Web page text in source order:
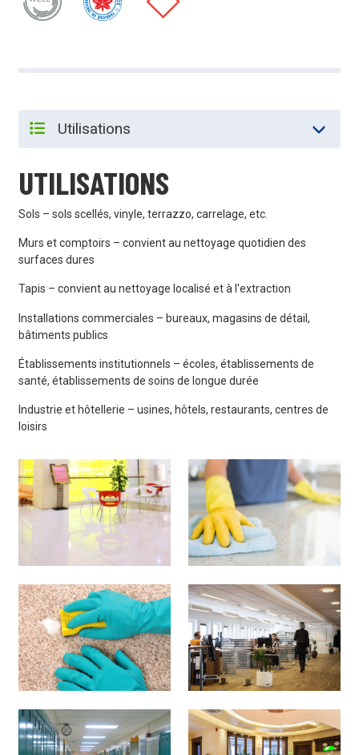
UTILISATIONS
Sols – sols scellés, vinyle, terrazzo, carrelage, etc.
Murs et comptoirs – convient au nettoyage quotidien des
surfaces dures
Tapis – convient au nettoyage localisé et à l'extraction
Installations commerciales – bureaux, magasins de détail,
bâtiments publics
Établissements institutionnels – écoles, établissements de
santé, établissements de soins de longue durée
Industrie et hôtellerie – usines, hôtels, restaurants, centres de
loisirs